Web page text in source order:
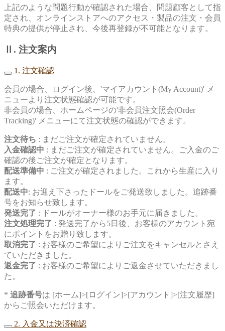
上記のような問題行動が確認された場合、問題顧客として指
定され、オンラインストアへのアクセス・製品の注文・会員
特典の提供が停止され、今後再登録が不可能となります。
Ⅱ. 注文案内
1. 注文確認
会員の場合、ログイン後、'マイアカウント(My Account)' メ
ニューより注文状態確認が可能です。
非会員の場合、ホームページの'非会員注文照会(Order
Tracking)' メニューにて注文状態の確認ができます。
注文待ち : まだご注文が確定されていません。
入金確認中 : まだご注文が確定されていません。ご入金のご
確認の後ご注文が確定となります。
配送準備中 : ご注文が確定されました。これから生産に入り
ます。
配送中: お迎え下さったドールをご発送致しました。追跡番
号をお知らせ致します。
発送完了 : ドールがオーナー様のお手元に届きました。
注文処理完了 : 発送完了から5日後、お客様のアカウント宛
にポイントをお贈り致します。
取消完了 : お客様のご希望によりご注文をキャンセルとさえ
ていただきました。
返金完了 : お客様のご希望によりご返金させていただきまし
た。
* 追跡番号は [ホーム]>[ログイン]>[アカウント]>[注文履歴]
からご照会いただけます。
2. 入金又は決済確認